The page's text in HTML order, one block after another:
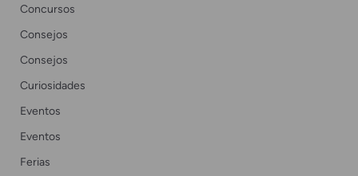
Concursos
Consejos
Consejos
Curiosidades
Eventos
Eventos
Ferias